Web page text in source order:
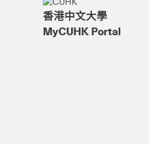
香港中文大學
MyCUHK Portal